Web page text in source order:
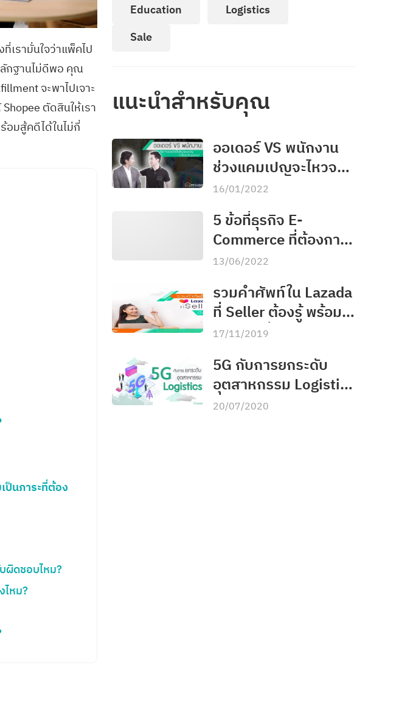
เรามั่นใจว่าแพ็คไป
ลักฐานไม่ดีพอ คุณ
จะพาไปเจาะ
ตัดสินให้เรา
มสู้คดีได้ในไม่กี่
ป็นภาระที่ต้อง
ผิดชอบไหม?
หม?
Education
Logistics
Sale
แนะนำสำหรับคุณ
ออเดอร์ VS พนักงาน
ช่วงแคมเปญจะไหวจริง
เหรอ?
16/01/2022
5 ข้อที่ธุรกิจ E-
Commerce ที่ต้องการ
ขยายช่องทางการขาย
ควรรู้
13/06/2022
รวมคำศัพท์ใน Lazada
ที่ Seller ต้องรู้ พร้อม
เทคนิคเพิ่มยอดขาย
17/11/2019
5G กับการยกระดับ
อุตสาหกรรม Logistics
จาก MyCloud
20/07/2020